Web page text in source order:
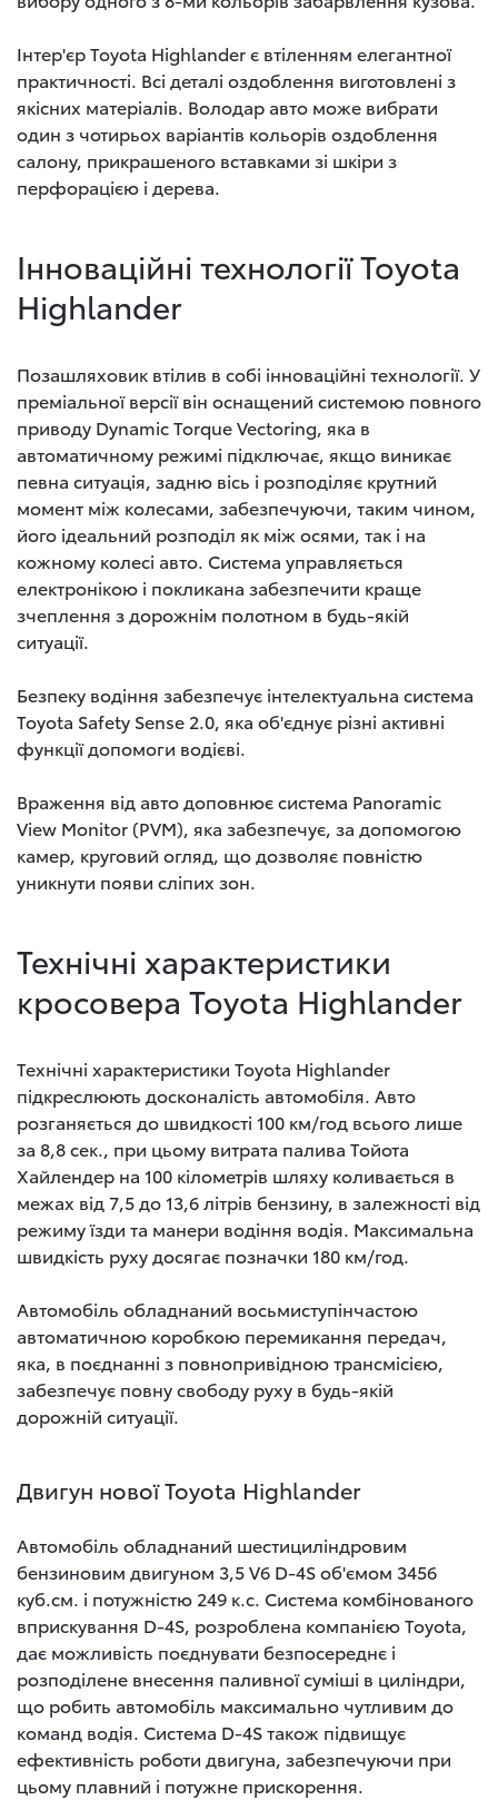
Інтер'єр Toyota Highlander є втіленням елегантної
практичності. Всі деталі оздоблення виготовлені з
якісних матеріалів. Володар авто може вибрати
один з чотирьох варіантів кольорів оздоблення
салону, прикрашеного вставками зі шкіри з
перфорацією і дерева.
Інноваційні технології Toyota
Highlander
Позашляховик втілив в собі інноваційні технології. У
преміальної версії він оснащений системою повного
приводу Dynamic Torque Vectoring, яка в
автоматичному режимі підключає, якщо виникає
певна ситуація, задню вісь і розподіляє крутний
момент між колесами, забезпечуючи, таким чином,
його ідеальний розподіл як між осями, так і на
кожному колесі авто. Система управляється
електронікою і покликана забезпечити краще
зчеплення з дорожнім полотном в будь-якій
ситуації.
Безпеку водіння забезпечує інтелектуальна система
Toyota Safety Sense 2.0, яка об'єднує різні активні
функції допомоги водієві.
Враження від авто доповнює система Panoramic
View Monitor (PVM), яка забезпечує, за допомогою
камер, круговий огляд, що дозволяє повністю
уникнути появи сліпих зон.
Технічні характеристики
кросовера Toyota Highlander
Технічні характеристики Toyota Highlander
підкреслюють досконалість автомобіля. Авто
розганяється до швидкості 100 км/год всього лише
за 8,8 сек., при цьому витрата палива Тойота
Хайлендер на 100 кілометрів шляху коливається в
межах від 7,5 до 13,6 літрів бензину, в залежності від
режиму їзди та манери водіння водія. Максимальна
швидкість руху досягає позначки 180 км/год.
Автомобіль обладнаний восьмиступінчастою
автоматичною коробкою перемикання передач,
яка, в поєднанні з повнопривідною трансмісією,
забезпечує повну свободу руху в будь-якій
дорожній ситуації.
Двигун нової Toyota Highlander
Автомобіль обладнаний шестициліндровим
бензиновим двигуном 3,5 V6 D-4S об'ємом 3456
куб.см. і потужністю 249 к.с. Система комбінованого
вприскування D-4S, розроблена компанією Toyota,
дає можливість поєднувати безпосереднє і
розподілене внесення паливної суміші в циліндри,
що робить автомобіль максимально чутливим до
команд водія. Система D-4S також підвищує
ефективність роботи двигуна, забезпечуючи при
цьому плавний і потужне прискорення.